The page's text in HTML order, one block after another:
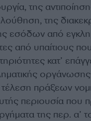
της
της
εσόδων από
από υπαίτιους
κατ’
τέλεση πράξεων
περιουσία που
της περ. α’